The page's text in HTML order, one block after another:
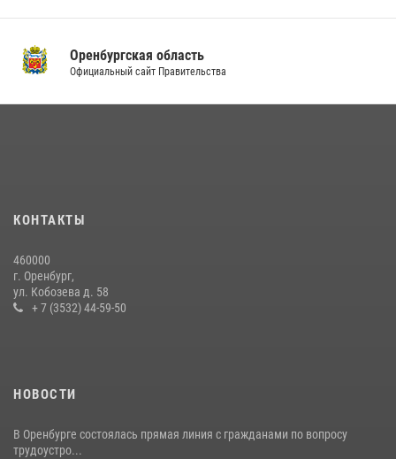
Оренбургская область
Официальный сайт Правительства
КОНТАКТЫ
460000
г. Оренбург,
ул. Кобозева д. 58
+ 7 (3532) 44-59-50
НОВОСТИ
В Оренбурге состоялась прямая линия с гражданами по вопросу
трудоустро...